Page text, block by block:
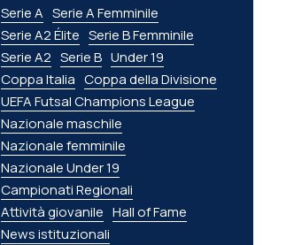
Serie A Serie A Femminile
Serie A2 Élite Serie B Femminile
Serie A2 Serie B Under 19
Coppa Italia Coppa della Divisione
UEFA Futsal Champions League
Nazionale maschile
Nazionale femminile
Nazionale Under 19
Campionati Regionali
Attività giovanile Hall of Fame
News istituzionali